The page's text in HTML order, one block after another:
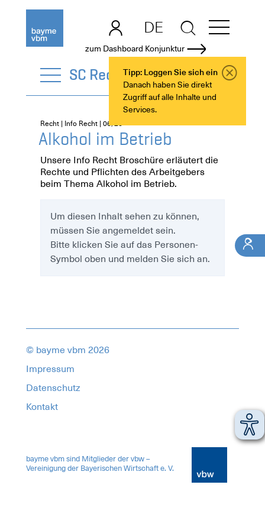
zum Dashboard Konjunktur
Tipp: Loggen Sie sich ein
Danach haben Sie direkt
Zugriff auf alle Inhalte und
Services.
DE
EN
SC Recht
Recht | Info Recht | 06/26
Alkohol im Betrieb
Unsere Info Recht Broschüre erläutert die
Rechte und Pflichten des Arbeitgebers
beim Thema Alkohol im Betrieb.
Um diesen Inhalt sehen zu können,
müssen Sie angemeldet sein.
Bitte klicken Sie auf das Personen-
Symbol oben und melden Sie sich an.
© bayme vbm 2026
Impressum
Datenschutz
Kontakt
bayme vbm sind Mitglieder der vbw –
Vereinigung der Bayerischen Wirtschaft e. V.